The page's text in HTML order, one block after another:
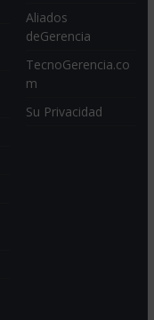
Aliados
deGerencia
TecnoGerencia.co
m
Su Privacidad